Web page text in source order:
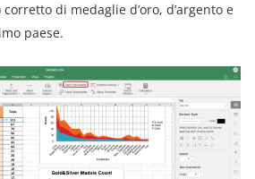
di medaglie d’oro, d’argento e
paese.